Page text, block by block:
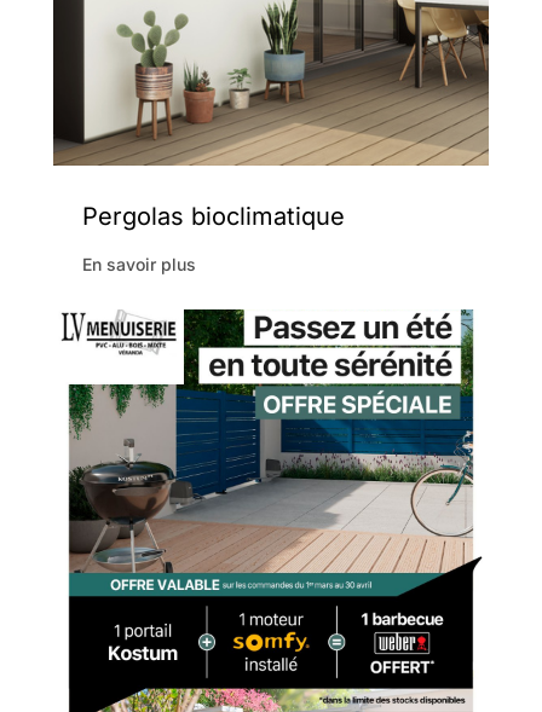
Pergolas bioclimatique
En savoir plus